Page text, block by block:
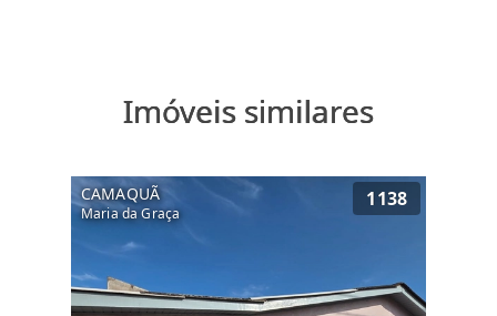
Imóveis similares
CAMAQUÃ
Maria da Graça
1138